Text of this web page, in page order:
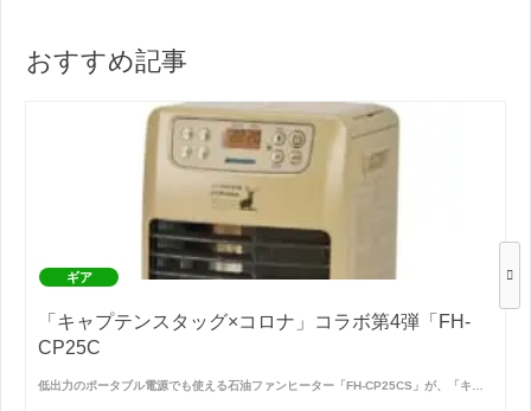
おすすめ記事
ギア
「キャプテンスタッグ×コロナ」コラボ第4弾「FH-
CP25C
低出力のポータブル電源でも使える石油ファンヒーター「FH-CP25CS」が、「キ…